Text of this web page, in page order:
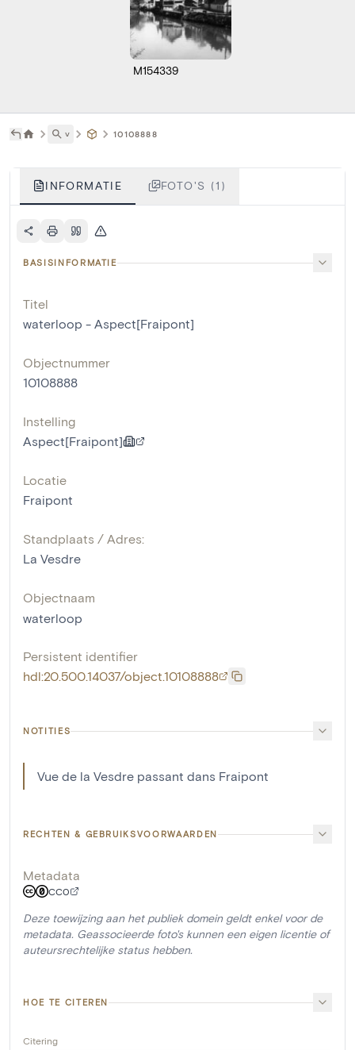
M154339
˅ 10108888
INFORMATIE FOTO'S (1)
BASISINFORMATIE
Titel
waterloop - Aspect[Fraipont]
Objectnummer
10108888
Instelling
Aspect[Fraipont]
Locatie
Fraipont
Standplaats / Adres:
La Vesdre
Objectnaam
waterloop
Persistent identifier
hdl:20.500.14037/object.10108888
NOTITIES
Vue de la Vesdre passant dans Fraipont
RECHTEN & GEBRUIKSVOORWAARDEN
Metadata
CC0
Deze toewijzing aan het publiek domein geldt enkel voor de
metadata. Geassocieerde foto's kunnen een eigen licentie of
auteursrechtelijke status hebben.
HOE TE CITEREN
Citering